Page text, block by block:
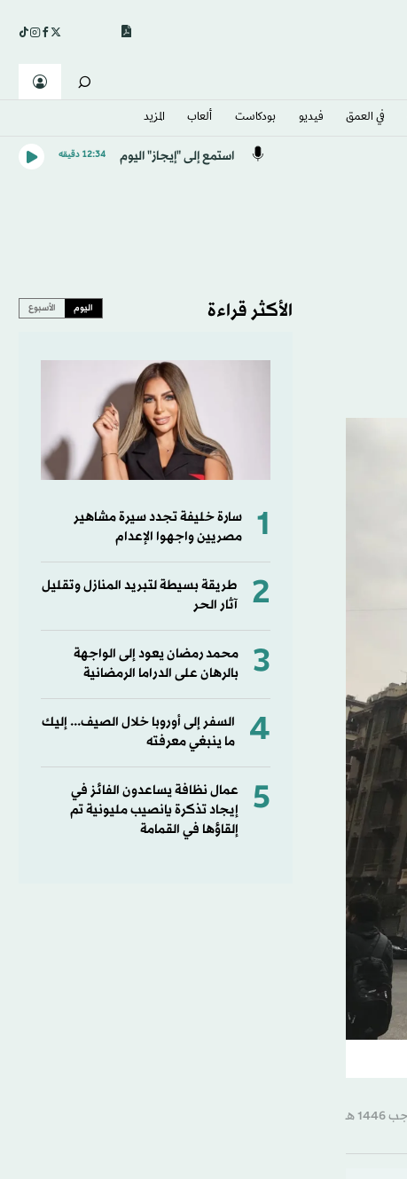
في العمق فيديو بودكاست ألعاب المزيد
استمع إلى "إيجاز" اليوم 12:34 دقيقه
الأكثر قراءة اليوم الأسبوع
1
سارة خليفة تجدد سيرة مشاهير
مصريين واجهوا الإعدام
2
طريقة بسيطة لتبريد المنازل وتقليل
آثار الحر
3
محمد رمضان يعود إلى الواجهة
بالرهان على الدراما الرمضانية
4
السفر إلى أوروبا خلال الصيف... إليك
ما ينبغي معرفته
5
عمال نظافة يساعدون الفائز في
إيجاد تذكرة يانصيب مليونية تم
إلقاؤها في القمامة